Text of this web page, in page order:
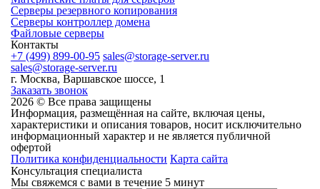
Серверы резервного копирования
Серверы контроллер домена
Файловые серверы
Контакты
+7 (499) 899-00-95 sales@storage-server.ru
sales@storage-server.ru
г. Москва, Варшавское шоссе, 1
Заказать звонок
2026 © Все права защищены
Информация, размещённая на сайте, включая цены,
характеристики и описания товаров, носит исключительно
информационный характер и не является публичной
офертой
Политика конфиденциальности Карта сайта
Консультация специалиста
Мы свяжемся с вами в течение 5 минут